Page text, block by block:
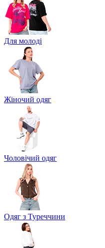
Для молоді
Жіночий одяг
Чоловічий одяг
Одяг з Туреччини